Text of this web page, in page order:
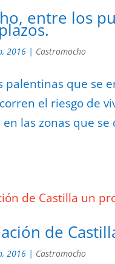
entre los
2016 | Castromocho
palentinas que se
el riesgo de
las zonas que
de
2016 | Castromocho